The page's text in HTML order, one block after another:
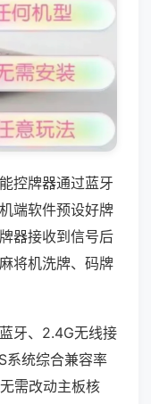
控牌器通过蓝牙
端软件预设好牌
器接收到信号后
将机洗牌、码牌
牙、2.4G无线接
系统综合兼容率
需改动主板核